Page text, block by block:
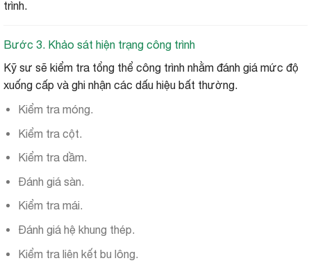
trình.
Bước 3. Khảo sát hiện trạng công trình
Kỹ sư sẽ kiểm tra tổng thể công trình nhằm đánh giá mức độ
xuống cấp và ghi nhận các dấu hiệu bất thường.
Kiểm tra móng.
Kiểm tra cột.
Kiểm tra dầm.
Đánh giá sàn.
Kiểm tra mái.
Đánh giá hệ khung thép.
Kiểm tra liên kết bu lông.